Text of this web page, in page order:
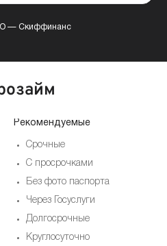
— Скиффинанс
Рекомендуемые
Срочные
С просрочками
Без фото паспорта
Через Госуслуги
Долгосрочные
Круглосуточно